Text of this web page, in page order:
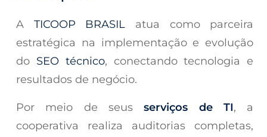
A TICOOP BRASIL atua como parceira
estratégica na implementação e evolução
do SEO técnico, conectando tecnologia e
resultados de negócio.
Por meio de seus serviços de TI, a
cooperativa realiza auditorias completas,